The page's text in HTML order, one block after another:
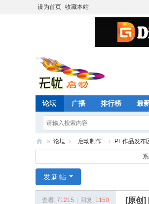
设为首页 收藏本站
论坛 广播 排行榜 最
忧
启
动
» 论坛 › ::启动制作:: › PE作品发布
发新帖
查看: 71215 回复: 1150 [原创]